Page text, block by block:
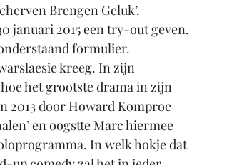
Brengen Geluk’.
januari 2015 een try-out geven.
formulier.
kreeg. In zijn
het grootste drama in zijn
2013 door Howard Komproe
en oogstte Marc hiermee
In welk hokje dat